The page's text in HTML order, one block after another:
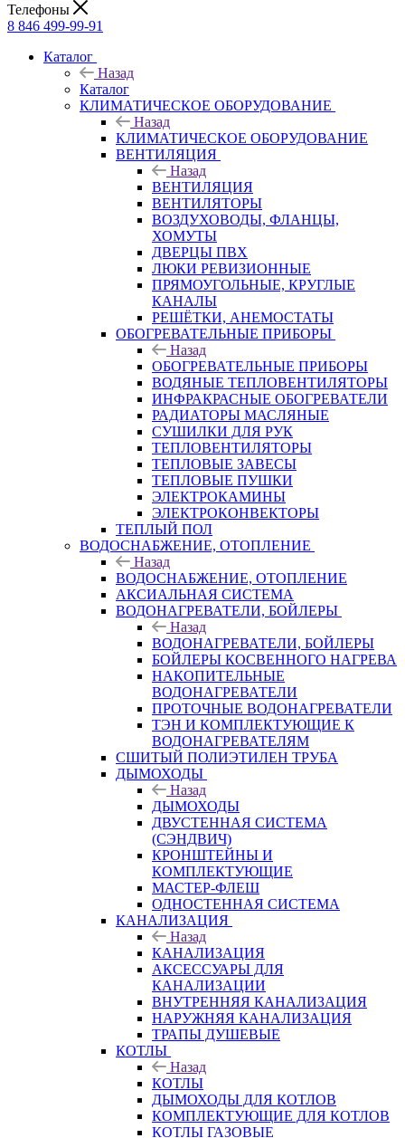
Телефоны
8 846 499-99-91
Каталог
Назад
Каталог
КЛИМАТИЧЕСКОЕ ОБОРУДОВАНИЕ
Назад
КЛИМАТИЧЕСКОЕ ОБОРУДОВАНИЕ
ВЕНТИЛЯЦИЯ
Назад
ВЕНТИЛЯЦИЯ
ВЕНТИЛЯТОРЫ
ВОЗДУХОВОДЫ, ФЛАНЦЫ,
ХОМУТЫ
ДВЕРЦЫ ПВХ
ЛЮКИ РЕВИЗИОННЫЕ
ПРЯМОУГОЛЬНЫЕ, КРУГЛЫЕ
КАНАЛЫ
РЕШЁТКИ, АНЕМОСТАТЫ
ОБОГРЕВАТЕЛЬНЫЕ ПРИБОРЫ
Назад
ОБОГРЕВАТЕЛЬНЫЕ ПРИБОРЫ
ВОДЯНЫЕ ТЕПЛОВЕНТИЛЯТОРЫ
ИНФРАКРАСНЫЕ ОБОГРЕВАТЕЛИ
РАДИАТОРЫ МАСЛЯНЫЕ
СУШИЛКИ ДЛЯ РУК
ТЕПЛОВЕНТИЛЯТОРЫ
ТЕПЛОВЫЕ ЗАВЕСЫ
ТЕПЛОВЫЕ ПУШКИ
ЭЛЕКТРОКАМИНЫ
ЭЛЕКТРОКОНВЕКТОРЫ
ТЕПЛЫЙ ПОЛ
ВОДОСНАБЖЕНИЕ, ОТОПЛЕНИЕ
Назад
ВОДОСНАБЖЕНИЕ, ОТОПЛЕНИЕ
АКСИАЛЬНАЯ СИСТЕМА
ВОДОНАГРЕВАТЕЛИ, БОЙЛЕРЫ
Назад
ВОДОНАГРЕВАТЕЛИ, БОЙЛЕРЫ
БОЙЛЕРЫ КОСВЕННОГО НАГРЕВА
НАКОПИТЕЛЬНЫЕ
ВОДОНАГРЕВАТЕЛИ
ПРОТОЧНЫЕ ВОДОНАГРЕВАТЕЛИ
ТЭН И КОМПЛЕКТУЮЩИЕ К
ВОДОНАГРЕВАТЕЛЯМ
СШИТЫЙ ПОЛИЭТИЛЕН ТРУБА
ДЫМОХОДЫ
Назад
ДЫМОХОДЫ
ДВУСТЕННАЯ СИСТЕМА
(СЭНДВИЧ)
КРОНШТЕЙНЫ И
КОМПЛЕКТУЮЩИЕ
МАСТЕР-ФЛЕШ
ОДНОСТЕННАЯ СИСТЕМА
КАНАЛИЗАЦИЯ
Назад
КАНАЛИЗАЦИЯ
АКСЕССУАРЫ ДЛЯ
КАНАЛИЗАЦИИ
ВНУТРЕННЯЯ КАНАЛИЗАЦИЯ
НАРУЖНЯЯ КАНАЛИЗАЦИЯ
ТРАПЫ ДУШЕВЫЕ
КОТЛЫ
Назад
КОТЛЫ
ДЫМОХОДЫ ДЛЯ КОТЛОВ
КОМПЛЕКТУЮЩИЕ ДЛЯ КОТЛОВ
КОТЛЫ ГАЗОВЫЕ